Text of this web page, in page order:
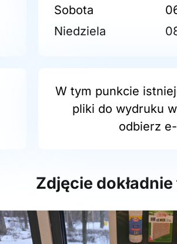
Sobota
Niedziela
W tym punkcie
pliki do wydruku
odbierz
Zdjęcie